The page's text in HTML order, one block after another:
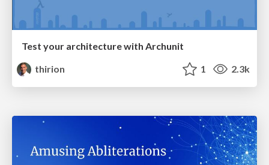
Test your architecture with Archunit
thirion
1 2.3k